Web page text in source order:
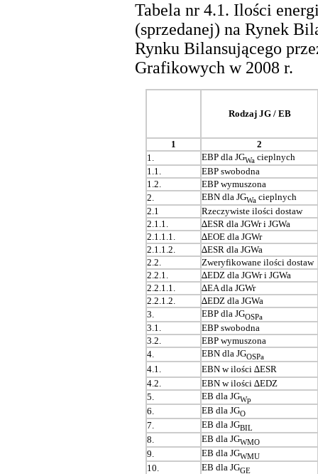
Tabela nr 4.1. Ilości
(sprzedanej) na Rynek
Rynku Bilansującego
Grafikowych w 2008 r.
Rodzaj JG / EB
1
2
1.
EBP dla JGWa cieplnych
1.1.
EBP swobodna
1.2.
EBP wymuszona
2.
EBN dla JGWa cieplnych
2.1
Rzeczywiste ilości dostaw
2.1.1.
∆ESR dla JGWr i JGWa
2.1.1.1.
∆EOE dla JGWr
2.1.1.2.
∆ESR dla JGWa
2.2.
Zweryfikowane ilości dostaw
2.2.1.
∆EDZ dla JGWr i JGWa
2.2.1.1.
∆EA dla JGWr
2.2.1.2.
∆EDZ dla JGWa
3.
EBP dla JGOSPa
3.1.
EBP swobodna
3.2.
EBP wymuszona
4.
EBN dla JGOSPa
4.1. EBN w ilości ∆ESR
4.2.
EBN w ilości ∆EDZ
5.
EB dla JGWp
6. EB dla JGO
7. EB dla JGBIL
8. EB dla JGWMO
9. EB dla JGWMU
10. EB dla JGGE